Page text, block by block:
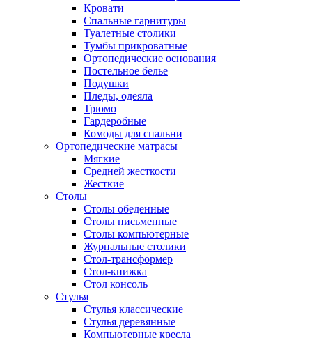
Кровати
Спальные гарнитуры
Туалетные столики
Тумбы прикроватные
Ортопедические основания
Постельное белье
Подушки
Пледы, одеяла
Трюмо
Гардеробные
Комоды для спальни
Ортопедические матрасы
Мягкие
Средней жесткости
Жесткие
Столы
Столы обеденные
Столы письменные
Столы компьютерные
Журнальные столики
Стол-трансформер
Стол-книжка
Стол консоль
Стулья
Стулья классические
Стулья деревянные
Компьютерные кресла